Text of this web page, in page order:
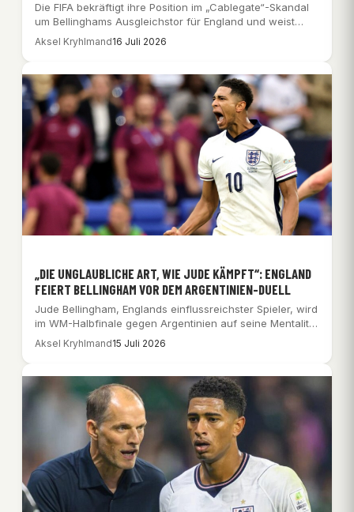
Die FIFA bekräftigt ihre Position im „Cablegate“-Skandal
um Bellinghams Ausgleichstor für England und weist
alle…
Aksel Kryhlmand16 Juli 2026
„DIE UNGLAUBLICHE ART, WIE JUDE KÄMPFT“: ENGLAND
FEIERT BELLINGHAM VOR DEM ARGENTINIEN-DUELL
Jude Bellingham, Englands einflussreichster Spieler, wird
im WM-Halbfinale gegen Argentinien auf seine Mentalität
und entscheidenden…
Aksel Kryhlmand15 Juli 2026